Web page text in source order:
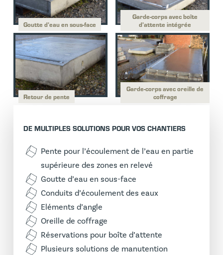
Goutte d’eau en sous-face
Garde-corps avec boîte
d’attente intégrée
Retour de pente
Garde-corps avec oreille de
coffrage
DE MULTIPLES SOLUTIONS POUR VOS CHANTIERS
Pente pour l’écoulement de l’eau en partie
supérieure des zones en relevé
Goutte d’eau en sous-face
Conduits d’écoulement des eaux
Eléments d’angle
Oreille de coffrage
Réservations pour boîte d’attente
Plusieurs solutions de manutention